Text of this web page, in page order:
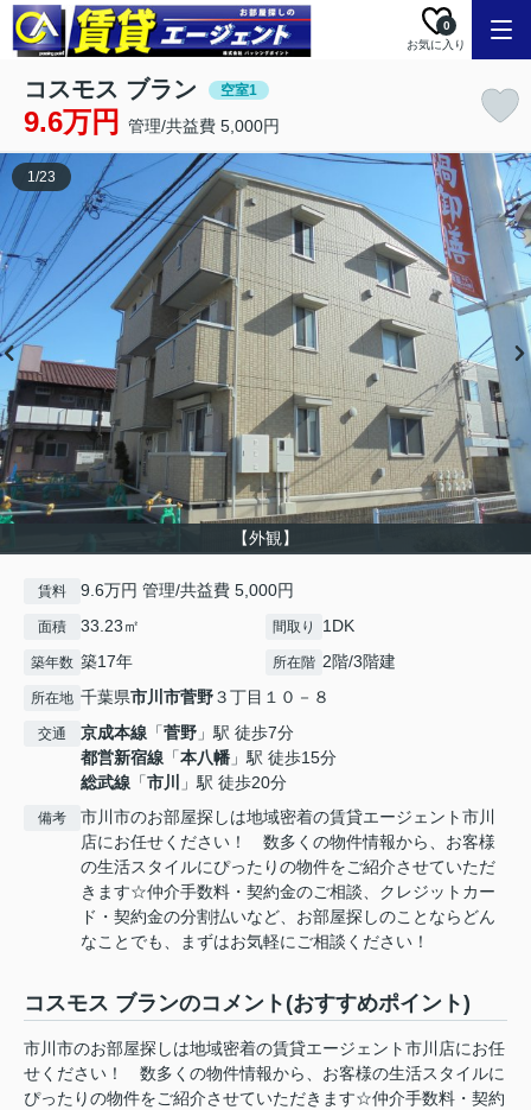
お気に入り
0
コスモス ブラン 空室1
9.6万円 管理/共益費 5,000円
【外観】
1/23
賃料 9.6万円 管理/共益費 5,000円
面積 33.23㎡ 間取り 1DK
築年数 築17年 所在階 2階/3階建
所在地 千葉県市川市菅野３丁目１０－８
交通 京成本線 「菅野 」駅 徒歩7分
都営新宿線 「本八幡 」駅 徒歩15分
総武線 「市川 」駅 徒歩20分
備考
市川市のお部屋探しは地域密着の賃貸エージェント市川
店にお任せください！ 数多くの物件情報から、お客様
の生活スタイルにぴったりの物件をご紹介させていただ
きます☆仲介手数料・契約金のご相談、クレジットカー
ド・契約金の分割払いなど、お部屋探しのことならどん
なことでも、まずはお気軽にご相談ください！
コスモス ブランのコメント(おすすめポイント)
市川市のお部屋探しは地域密着の賃貸エージェント市川店にお任
せください！ 数多くの物件情報から、お客様の生活スタイルに
ぴったりの物件をご紹介させていただきます☆仲介手数料・契約